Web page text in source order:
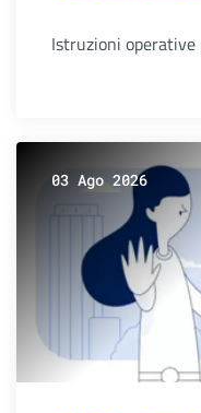
Istruzioni operative
03 Ago 2026